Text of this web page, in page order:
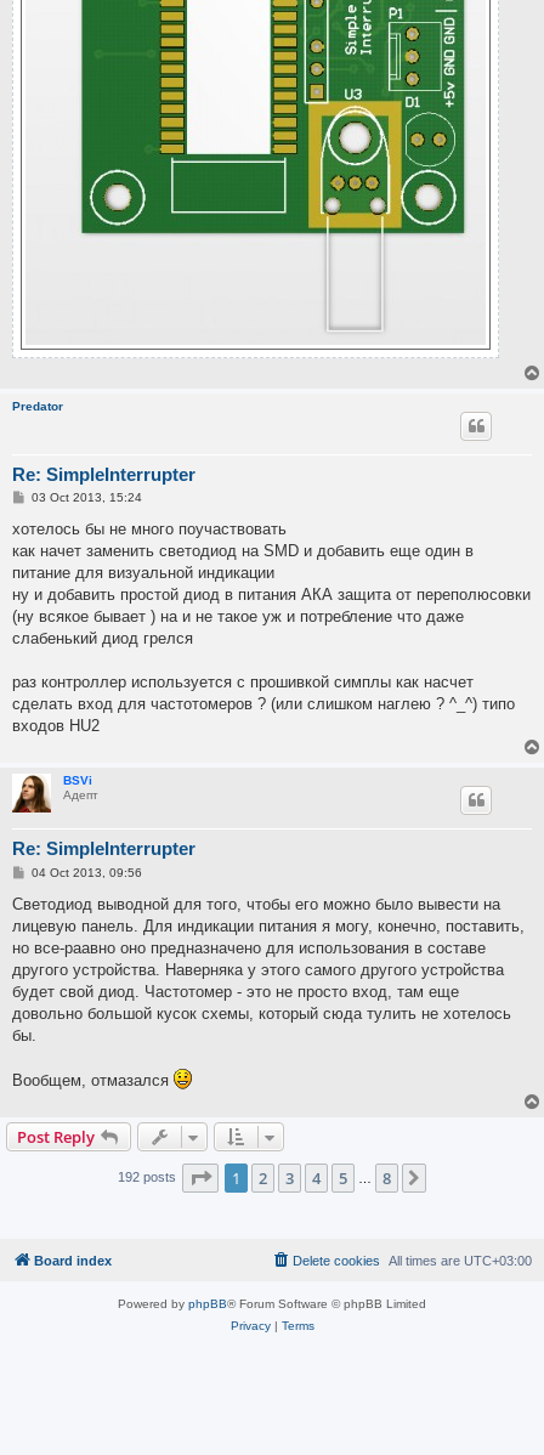
Predator
Re: SimpleInterrupter
P
s
03 Oct 2013, 15:24
хотелось бы не много поучаствовать
как начет заменить светодиод на SMD и добавить еще один в
питание для визуальной индикации
ну и добавить простой диод в питания АКА защита от переполюсовки
(ну всякое бывает ) на и не такое уж и потребление что даже
слабенький диод грелся
раз контроллер используется с прошивкой симплы как насчет
сделать вход для частотомеров ? (или слишком наглею ? ^_^) типо
входов HU2
BSVi
Адепт
Re: SimpleInterrupter
P
s
04 Oct 2013, 09:56
Светодиод выводной для того, чтобы его можно было вывести на
лицевую панель. Для индикации питания я могу, конечно, поставить,
но все-раавно оно предназначено для использования в составе
другого устройства. Наверняка у этого самого другого устройства
будет свой диод. Частотомер - это не просто вход, там еще
довольно большой кусок схемы, который сюда тулить не хотелось
бы.
Вообщем, отмазался
Post Reply
192 posts Page 1of 8
1 2 3 4 5 8
Board index All times are UTC+03:00
Delete cookies
Powered by phpBB® Forum Software © phpBB Limited
Privacy| Terms